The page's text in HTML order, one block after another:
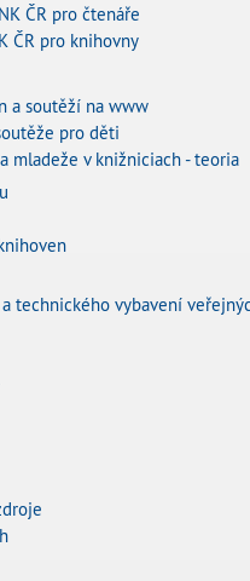
ČR pro čtenáře
ČR pro knihovny
a soutěží na www
pro děti
mladeže v knižniciach - teoria
technického vybavení